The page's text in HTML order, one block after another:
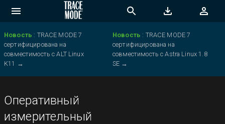
Новость : TRACE MODE 7
сертифицирована на
совместимость с ALT Linux
K11 →
Новость : TRACE MODE 7
сертифицирована на
совместимость с Astra Linux 1.8
SE →
Оперативный
измерительный